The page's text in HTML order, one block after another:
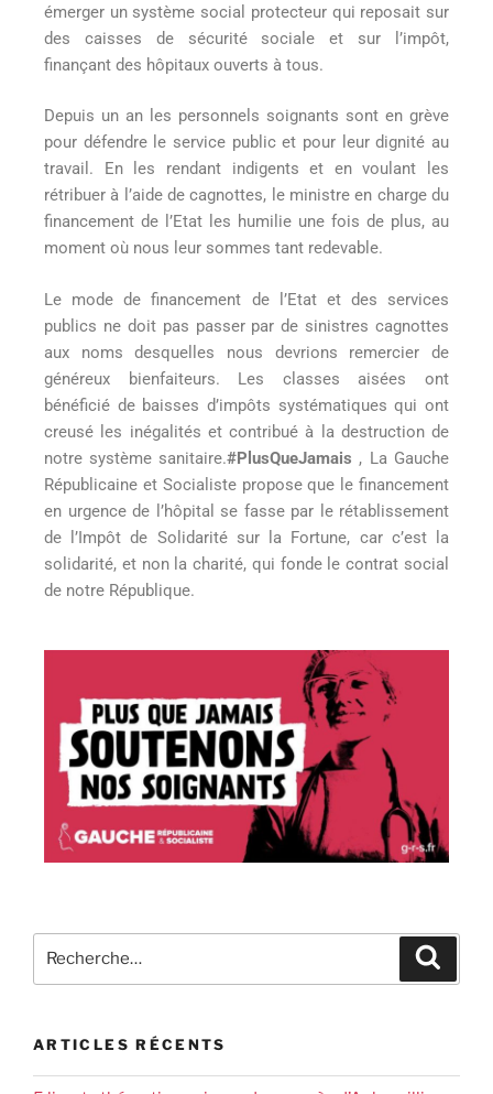
émerger un système social protecteur qui reposait sur
des caisses de sécurité sociale et sur l’impôt,
finançant des hôpitaux ouverts à tous.
Depuis un an les personnels soignants sont en grève
pour défendre le service public et pour leur dignité au
travail. En les rendant indigents et en voulant les
rétribuer à l’aide de cagnottes, le ministre en charge du
financement de l’Etat les humilie une fois de plus, au
moment où nous leur sommes tant redevable.
Le mode de financement de l’Etat et des services
publics ne doit pas passer par de sinistres cagnottes
aux noms desquelles nous devrions remercier de
généreux bienfaiteurs. Les classes aisées ont
bénéficié de baisses d’impôts systématiques qui ont
creusé les inégalités et contribué à la destruction de
notre système sanitaire.#PlusQueJamais , La Gauche
Républicaine et Socialiste propose que le financement
en urgence de l’hôpital se fasse par le rétablissement
de l’Impôt de Solidarité sur la Fortune, car c’est la
solidarité, et non la charité, qui fonde le contrat social
de notre République.
ARTICLES RÉCENTS